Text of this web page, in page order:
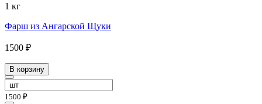
1 кг
Фарш из Ангарской Щуки
1500 ₽
В корзину
1500 ₽